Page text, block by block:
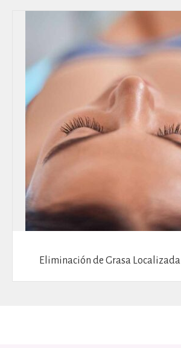
CAPILARES
TECNOLOGÍA
Eliminación de Grasa Localizada